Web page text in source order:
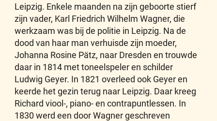
Leipzig. Enkele maanden na zijn geboorte stierf
zijn vader, Karl Friedrich Wilhelm Wagner, die
werkzaam was bij de politie in Leipzig. Na de
dood van haar man verhuisde zijn moeder,
Johanna Rosine Pätz, naar Dresden en trouwde
daar in 1814 met toneelspeler en schilder
Ludwig Geyer. In 1821 overleed ook Geyer en
keerde het gezin terug naar Leipzig. Daar kreeg
Richard viool-, piano- en contrapuntlessen. In
1830 werd een door Wagner geschreven